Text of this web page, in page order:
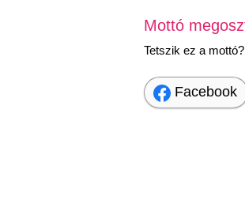
Mottó
Tetszik ez a
Facebook